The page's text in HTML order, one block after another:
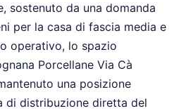
sostenuto da una domanda
per la casa di fascia media e
operativo, lo spazio
Porcellane Via Cà
una posizione
di distribuzione diretta del